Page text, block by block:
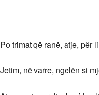
Po trimat që ranë, atje, për
Jetim, në varre, ngelën si